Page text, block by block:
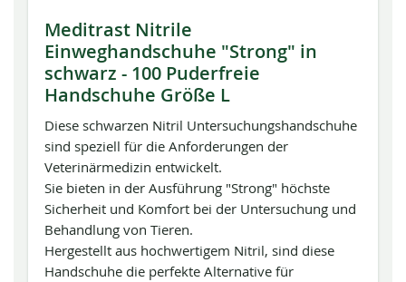
Meditrast Nitrile
Einweghandschuhe "Strong" in
schwarz - 100 Puderfreie
Handschuhe Größe L
Diese schwarzen Nitril Untersuchungshandschuhe
sind speziell für die Anforderungen der
Veterinärmedizin entwickelt.
Sie bieten in der Ausführung "Strong" höchste
Sicherheit und Komfort bei der Untersuchung und
Behandlung von Tieren.
Hergestellt aus hochwertigem Nitril, sind diese
Handschuhe die perfekte Alternative für